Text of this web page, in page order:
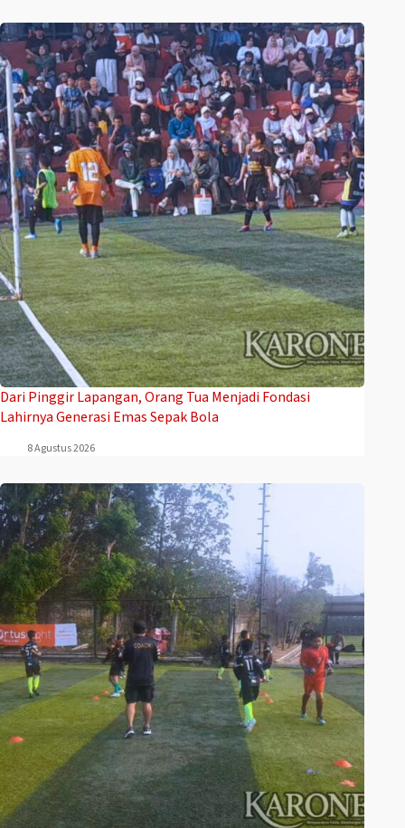
Dari Pinggir Lapangan, Orang Tua Menjadi Fondasi
Lahirnya Generasi Emas Sepak Bola
8 Agustus 2026